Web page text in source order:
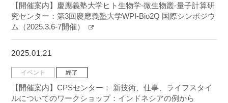
【開催案内】慶應義塾大学ヒト生物学-微生物叢-量子計算研
究センター：第3回慶應義塾大学WPI-Bio2Q 国際シンポジウ
ム（2025.3.6-7開催）
2025.01.21
イベント 終了
【開催案内】CPSセンター： 新技術、仕事、ライフスタイ
ルについてのワークショップ：インドネシアの例から